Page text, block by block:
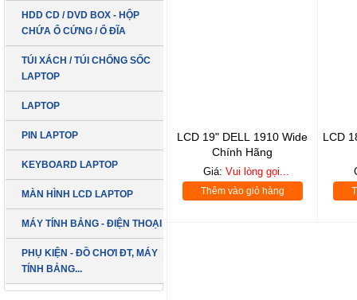
HDD CD / DVD BOX - HỘP
CHỨA Ổ CỨNG / Ổ ĐĨA
TÚI XÁCH / TÚI CHỐNG SỐC
LAPTOP
LAPTOP
PIN LAPTOP
KEYBOARD LAPTOP
MÀN HÌNH LCD LAPTOP
MÁY TÍNH BẢNG - ĐIỆN THOẠI
PHỤ KIỆN - ĐỒ CHƠI ĐT, MÁY
TÍNH BẢNG...
LCD 22” DELL
LCD 19" DELL 1910 Wide
Chính Hãng
Giá:Vui lòng gọi...
Thêm vào giỏ hàng
LCD